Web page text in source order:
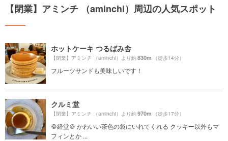
【閉業】アミンチ （aminchi）周辺の人気スポット
ホットケーキ つるばみ舎
【閉業】アミンチ （aminchi）より約830m （徒歩14分）
フルーツサンドも美味しいです！
クルミ堂
【閉業】アミンチ （aminchi）より約970m （徒歩17分）
🍪経堂🍪 かわいい茶色の袋にいれてくれる クッキー以外もマ
フィンとか ...